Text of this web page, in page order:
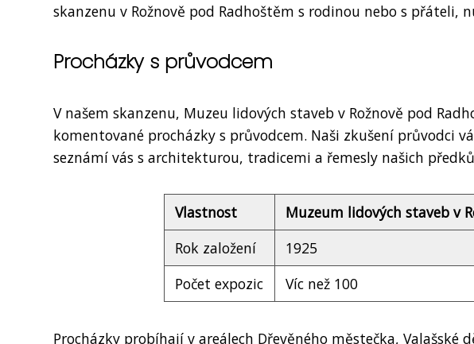
skanzenu v Rožnově pod Radhoštěm s rodinou nebo s přáteli,
Procházky s průvodcem
V našem skanzenu, Muzeu lidových staveb v Rožnově pod
komentované procházky s průvodcem. Naši zkušení průvodci
seznámí vás s architekturou, tradicemi a řemesly našich
Vlastnost
Muzeum lidových staveb v
Rok založení
1925
Počet expozic
Víc než 100
Procházky probíhají v areálech Dřevěného městečka, Valašské